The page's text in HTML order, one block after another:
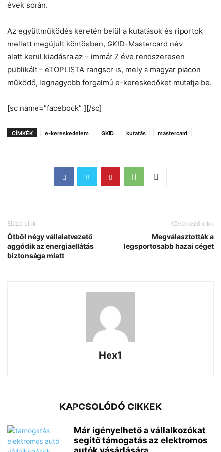
évek során.
Az együttműködés keretén belül a kutatások és riportok
mellett megújult köntösben, GKID-Mastercard név
alatt kerül kiadásra az – immár 7 éve rendszeresen
publikált – eTOPLISTA rangsor is, mely a magyar piacon
működő, legnagyobb forgalmú e-kereskedőket mutatja be.
[sc name=”facebook” ][/sc]
CÍMKÉK e-kereskedelem GKID kutatás mastercard
Előző cikk
Ötből négy vállalatvezető
aggódik az energiaellátás
biztonsága miatt
Következő cikk
Megválasztották a
legsportosabb hazai céget
Hex1
KAPCSOLÓDÓ CIKKEK
Már igényelhető a vállalkozókat
segítő támogatás az elektromos